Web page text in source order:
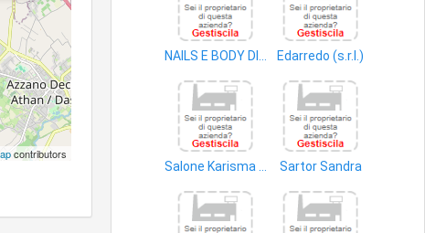
contributors
Edarredo (s.r.l.)
Sartor Sandra